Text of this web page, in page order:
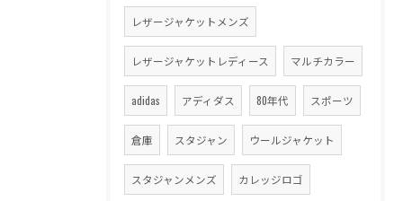
レザージャケットメンズ
レザージャケットレディース マルチカラー
adidas アディダス 80年代 スポーツ
倉庫 スタジャン ウールジャケット
スタジャンメンズ カレッジロゴ